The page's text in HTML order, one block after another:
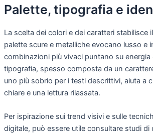
Palette, tipografia e
La scelta dei colori e dei caratteri stabilisce
palette scure e metalliche evocano lusso e
combinazioni più vivaci puntano su energia
tipografia, spesso composta da un
uno più sobrio per i testi descrittivi, aiuta a
chiare e una lettura rilassata.
Per ispirazione sui trend visivi e sulle
digitale, può essere utile consultare studi